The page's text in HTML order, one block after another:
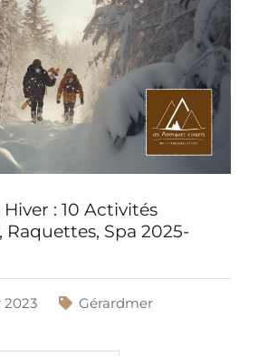
: 10 Activités
Raquettes, Spa 2025-
2023 Gérardmer